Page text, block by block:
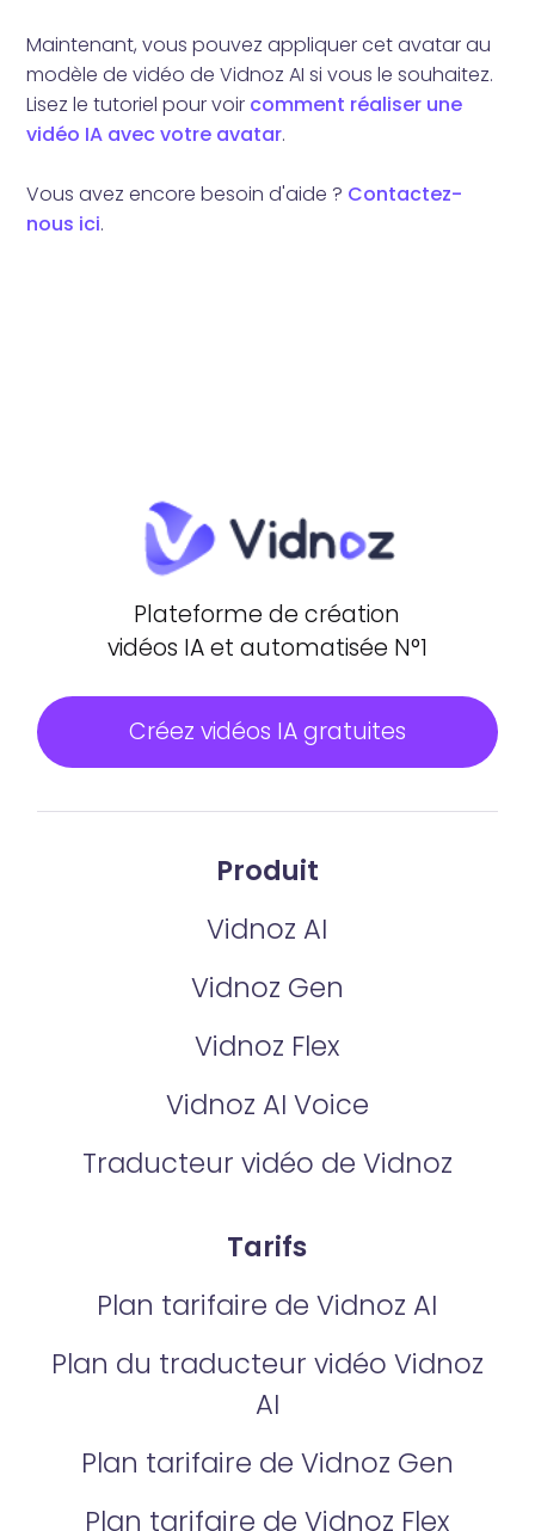
Maintenant, vous pouvez appliquer cet avatar au
modèle de vidéo de Vidnoz AI si vous le souhaitez.
Lisez le tutoriel pour voir comment réaliser une
vidéo IA avec votre avatar.
Vous avez encore besoin d'aide ? Contactez-
nous ici.
Plateforme de création
vidéos IA et automatisée N°1
Créez vidéos IA gratuites
Produit
Vidnoz AI
Vidnoz Gen
Vidnoz Flex
Vidnoz AI Voice
Traducteur vidéo de Vidnoz
Tarifs
Plan tarifaire de Vidnoz AI
Plan du traducteur vidéo Vidnoz
AI
Plan tarifaire de Vidnoz Gen
Plan tarifaire de Vidnoz Flex